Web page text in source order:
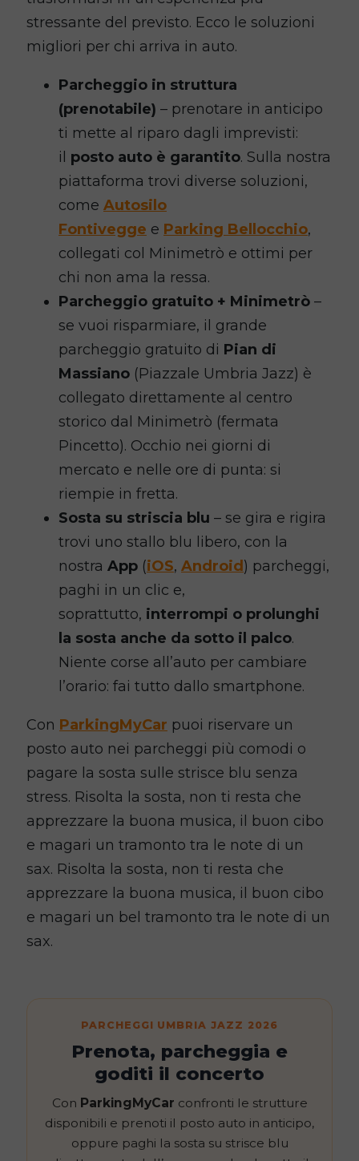
stressante del previsto. Ecco le soluzioni
migliori per chi arriva in auto.
Parcheggio in struttura
(prenotabile) – prenotare in anticipo
ti mette al riparo dagli imprevisti:
il posto auto è garantito. Sulla nostra
piattaforma trovi diverse soluzioni,
come Autosilo
Fontivegge e Parking Bellocchio,
collegati col Minimetrò e ottimi per
chi non ama la ressa.
Parcheggio gratuito + Minimetrò –
se vuoi risparmiare, il grande
parcheggio gratuito di Pian di
Massiano (Piazzale Umbria Jazz) è
collegato direttamente al centro
storico dal Minimetrò (fermata
Pincetto). Occhio nei giorni di
mercato e nelle ore di punta: si
riempie in fretta.
Sosta su striscia blu – se gira e rigira
trovi uno stallo blu libero, con la
nostra App (iOS, Android ) parcheggi,
paghi in un clic e,
soprattutto, interrompi o prolunghi
la sosta anche da sotto il palco.
Niente corse all’auto per cambiare
l’orario: fai tutto dallo smartphone.
Con ParkingMyCar puoi riservare un
posto auto nei parcheggi più comodi o
pagare la sosta sulle strisce blu senza
stress. Risolta la sosta, non ti resta che
apprezzare la buona musica, il buon cibo
e magari un tramonto tra le note di un
sax. Risolta la sosta, non ti resta che
apprezzare la buona musica, il buon cibo
e magari un bel tramonto tra le note di un
sax.
PARCHEGGI UMBRIA JAZZ 2026
Prenota, parcheggia e
goditi il concerto
Con ParkingMyCar confronti le strutture
disponibili e prenoti il posto auto in anticipo,
oppure paghi la sosta su strisce blu